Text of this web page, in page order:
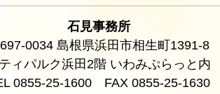
石見事務所
0034 島根県浜田市相生町1391-8
ィパルク浜田2階 いわみぷらっと内
0855-25-1600 FAX 0855-25-1630